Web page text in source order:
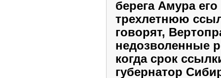
берега Амура
трехлетнюю
говорят,
недозволенные
когда срок
губернатор